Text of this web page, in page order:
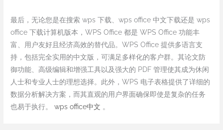
最后，无论您是在搜索 wps 下载、wps office 中文下载还是 wps
office 下载计算机版本，WPS Office 都是 WPS Office 功能丰
富、用户友好且经济高效的替代品。WPS Office 提供多语言支
持，包括完全实用的中文版，可满足多样化的客户群。其论文防
御功能、高级编辑和增强工具以及强大的 PDF 管理使其成为休闲
人士和专业人士的理想选择。此外，WPS 电子表格提供了详细的
数据分析解决方案，而其直观的用户界面确保即使是复杂的任务
也易于执行。wps office中文 。